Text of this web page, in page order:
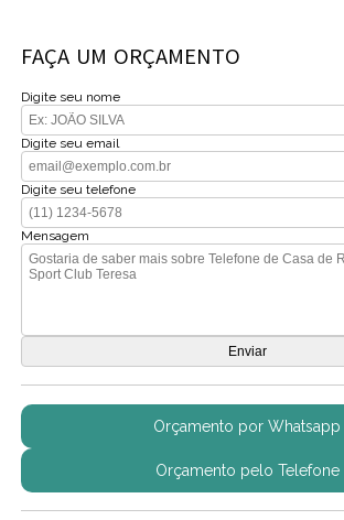
FAÇA UM ORÇAMENTO
Digite seu nome
Digite seu email
Digite seu telefone
Mensagem
Orçamento por Whatsapp
Orçamento pelo Telefone